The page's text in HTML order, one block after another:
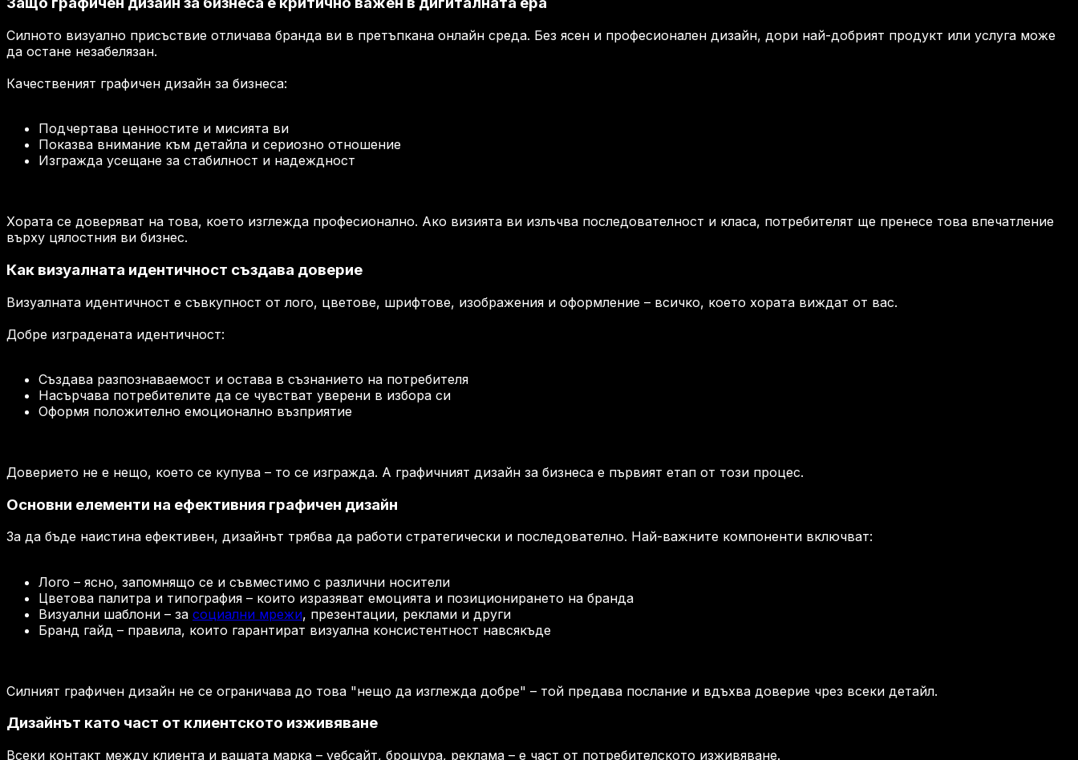
Силното визуално присъствие отличава бранда ви в претъпкана онлайн среда. Без ясен и професионален дизайн, дори най-добрият продукт или услуга може
да остане незабелязан.
Качественият графичен дизайн за бизнеса:
Подчертава ценностите и мисията ви
Показва внимание към детайла и сериозно отношение
Изгражда усещане за стабилност и надеждност
Хората се доверяват на това, което изглежда професионално. Ако визията ви излъчва последователност и класа, потребителят ще пренесе това впечатление
върху цялостния ви бизнес.
Как визуалната идентичност създава доверие
Визуалната идентичност е съвкупност от лого, цветове, шрифтове, изображения и оформление – всичко, което хората виждат от вас.
Добре изградената идентичност:
Създава разпознаваемост и остава в съзнанието на потребителя
Насърчава потребителите да се чувстват уверени в избора си
Оформя положително емоционално възприятие
Доверието не е нещо, което се купува – то се изгражда. А графичният дизайн за бизнеса е първият етап от този процес.
Основни елементи на ефективния графичен дизайн
За да бъде наистина ефективен, дизайнът трябва да работи стратегически и последователно. Най-важните компоненти включват:
Лого – ясно, запомнящо се и съвместимо с различни носители
Цветова палитра и типография – които изразяват емоцията и позиционирането на бранда
Визуални шаблони – за социални мрежи, презентации, реклами и други
Бранд гайд – правила, които гарантират визуална консистентност навсякъде
Силният графичен дизайн не се ограничава до това "нещо да изглежда добре" – той предава послание и вдъхва доверие чрез всеки детайл.
Дизайнът като част от клиентското изживяване
Всеки контакт между клиента и вашата марка – уебсайт, брошура, реклама – е част от потребителското изживяване.